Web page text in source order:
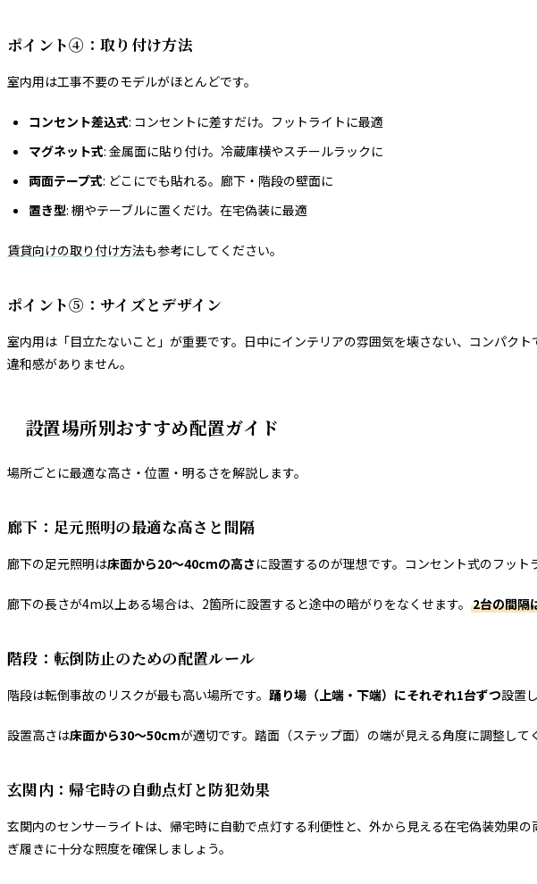
ポイント④：取り付け方法
室内用は工事不要のモデルがほとんどです。
コンセント差込式: コンセントに差すだけ。フットライトに最適
マグネット式: 金属面に貼り付け。冷蔵庫横やスチールラックに
両面テープ式: どこにでも貼れる。廊下・階段の壁面に
置き型: 棚やテーブルに置くだけ。在宅偽装に最適
賃貸向けの取り付け方法も参考にしてください。
ポイント⑤：サイズとデザイン
室内用は「目立たないこと」が重要です。日中にインテリアの雰囲気を壊さない、コンパク
違和感がありません。
設置場所別おすすめ配置ガイド
場所ごとに最適な高さ・位置・明るさを解説します。
廊下：足元照明の最適な高さと間隔
廊下の足元照明は床面から20〜40cmの高さ に設置するのが理想です。コンセント式のフッ
廊下の長さが4m以上ある場合は、2箇所に設置すると途中の暗がりをなくせます。 2台の間隔
階段：転倒防止のための配置ルール
階段は転倒事故のリスクが最も高い場所です。 踊り場（上端・下端）にそれぞれ1台ずつ設置
設置高さは床面から30〜50cmが適切です。踏面（ステップ面）の端が見える角度に調整し
玄関内：帰宅時の自動点灯と防犯効果
玄関内のセンサーライトは、帰宅時に自動で点灯する利便性と、外から見える在宅偽装効果
ぎ履きに十分な照度を確保しましょう。